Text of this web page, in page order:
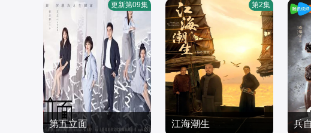
第五立面
更新第09集
江海潮生
第2集
兵